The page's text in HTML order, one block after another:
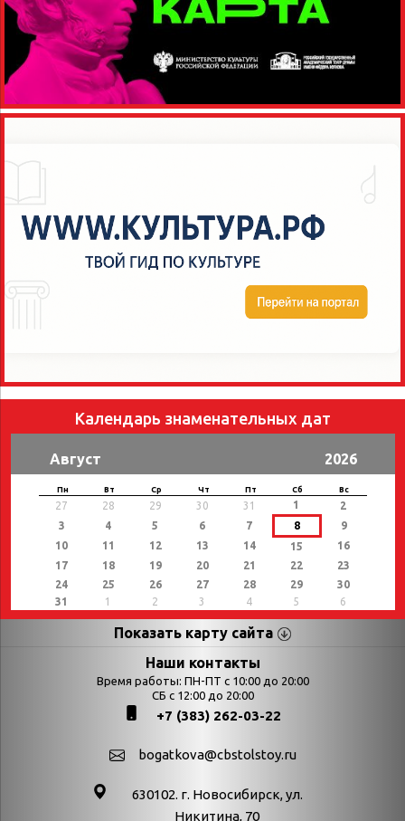
Календарь знаменательных дат
Август 2026
Пн Вт Ср Чт Пт Сб Вс
27 28 29 30 31 1
2
3
4 5 6 7 8
9
10
11 12 13 14 15
16
17
18 19 20 21 22
23
24
25 26 27 28 29
30
31
1 2 3 4 5 6
Показать карту сайта
Страницы Категории
Календарь
Выставки
День в истории
День в истории.
День в истории.
Наши контакты
Время работы: ПН-ПТ с 10:00 до 20:00
СБ с 12:00 до 20:00
+7 (383) 262-03-22
bogatkova@cbstolstoy.ru
630102. г. Новосибирск, ул.
Никитина, 70